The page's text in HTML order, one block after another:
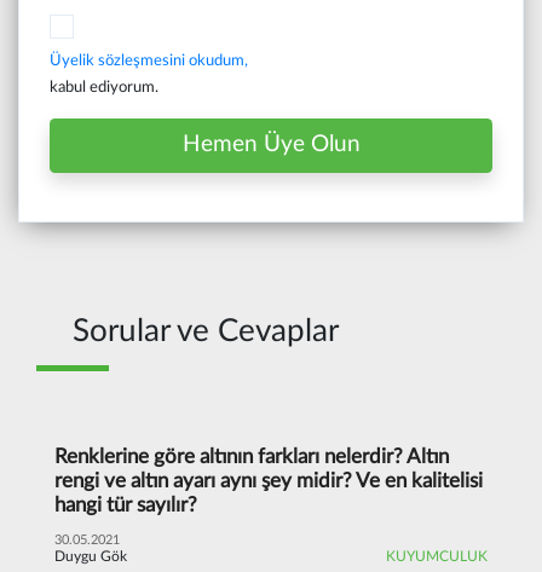
Üyelik sözleşmesini okudum,
kabul ediyorum.
Hemen Üye Olun
Sorular ve Cevaplar
Renklerine göre altının farkları nelerdir? Altın
rengi ve altın ayarı aynı şey midir? Ve en kalitelisi
hangi tür sayılır?
30.05.2021
Duygu Gök KUYUMCULUK